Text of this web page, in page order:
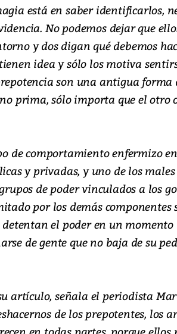
está en saber identificarlos,
No podemos dejar que
y dos digan qué debemos
idea y sólo los motiva
son una antigua forma
prima, sólo importa que el otro
de comportamiento enfermizo
y privadas, y uno de los males
de poder vinculados a los
por los demás componentes
detentan el poder en un momento
de gente que no baja de su
artículo, señala el periodista
de los prepotentes, los